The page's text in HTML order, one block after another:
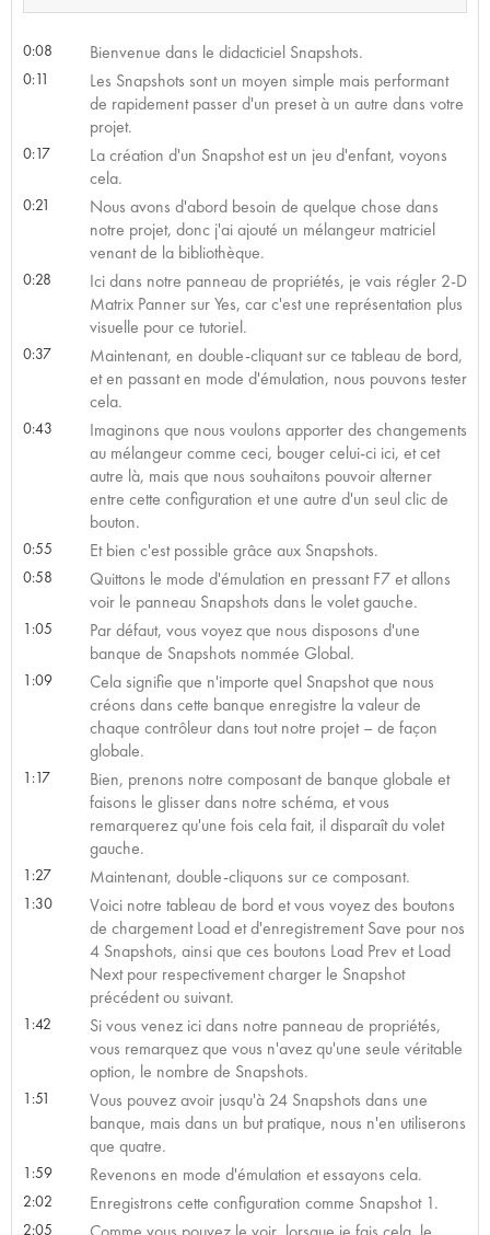
0:08 Bienvenue dans le didacticiel Snapshots.
0:11
Les Snapshots sont un moyen simple mais performant
de rapidement passer d'un preset à un autre dans votre
projet.
0:17
La création d'un Snapshot est un jeu d'enfant, voyons
cela.
0:21
Nous avons d'abord besoin de quelque chose dans
notre projet, donc j'ai ajouté un mélangeur matriciel
venant de la bibliothèque.
0:28
Ici dans notre panneau de propriétés, je vais régler 2-D
Matrix Panner sur Yes, car c'est une représentation plus
visuelle pour ce tutoriel.
0:37
Maintenant, en double-cliquant sur ce tableau de bord,
et en passant en mode d'émulation, nous pouvons tester
cela.
0:43
Imaginons que nous voulons apporter des changements
au mélangeur comme ceci, bouger celui-ci ici, et cet
autre là, mais que nous souhaitons pouvoir alterner
entre cette configuration et une autre d'un seul clic de
bouton.
0:55 Et bien c'est possible grâce aux Snapshots.
0:58
Quittons le mode d'émulation en pressant F7 et allons
voir le panneau Snapshots dans le volet gauche.
1:05
Par défaut, vous voyez que nous disposons d'une
banque de Snapshots nommée Global.
1:09
Cela signifie que n'importe quel Snapshot que nous
créons dans cette banque enregistre la valeur de
chaque contrôleur dans tout notre projet – de façon
globale.
1:17
Bien, prenons notre composant de banque globale et
faisons le glisser dans notre schéma, et vous
remarquerez qu'une fois cela fait, il disparaît du volet
gauche.
1:27 Maintenant, double-cliquons sur ce composant.
1:30
Voici notre tableau de bord et vous voyez des boutons
de chargement Load et d'enregistrement Save pour nos
4 Snapshots, ainsi que ces boutons Load Prev et Load
Next pour respectivement charger le Snapshot
précédent ou suivant.
1:42
Si vous venez ici dans notre panneau de propriétés,
vous remarquez que vous n'avez qu'une seule véritable
option, le nombre de Snapshots.
1:51
Vous pouvez avoir jusqu'à 24 Snapshots dans une
banque, mais dans un but pratique, nous n'en utiliserons
que quatre.
1:59 Revenons en mode d'émulation et essayons cela.
2:02 Enregistrons cette configuration comme Snapshot 1.
2:05